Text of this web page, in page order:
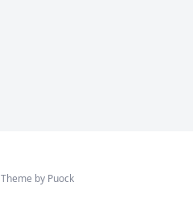
Theme by Puock